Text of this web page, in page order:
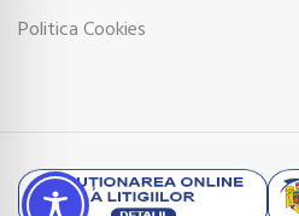
Politica Cookies